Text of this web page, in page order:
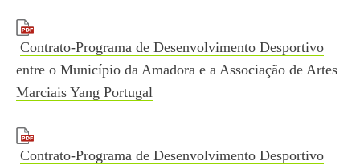
Contrato-Programa de Desenvolvimento Desportivo
entre o Município da Amadora e a Associação de Artes
Marciais Yang Portugal
Contrato-Programa de Desenvolvimento Desportivo